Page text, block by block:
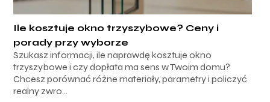
Ile kosztuje okno trzyszybowe? Ceny i
porady przy wyborze
Szukasz informacji, ile naprawdę kosztuje okno
trzyszybowe i czy dopłata ma sens w Twoim domu?
Chcesz porównać różne materiały, parametry i policzyć
realny zwro...